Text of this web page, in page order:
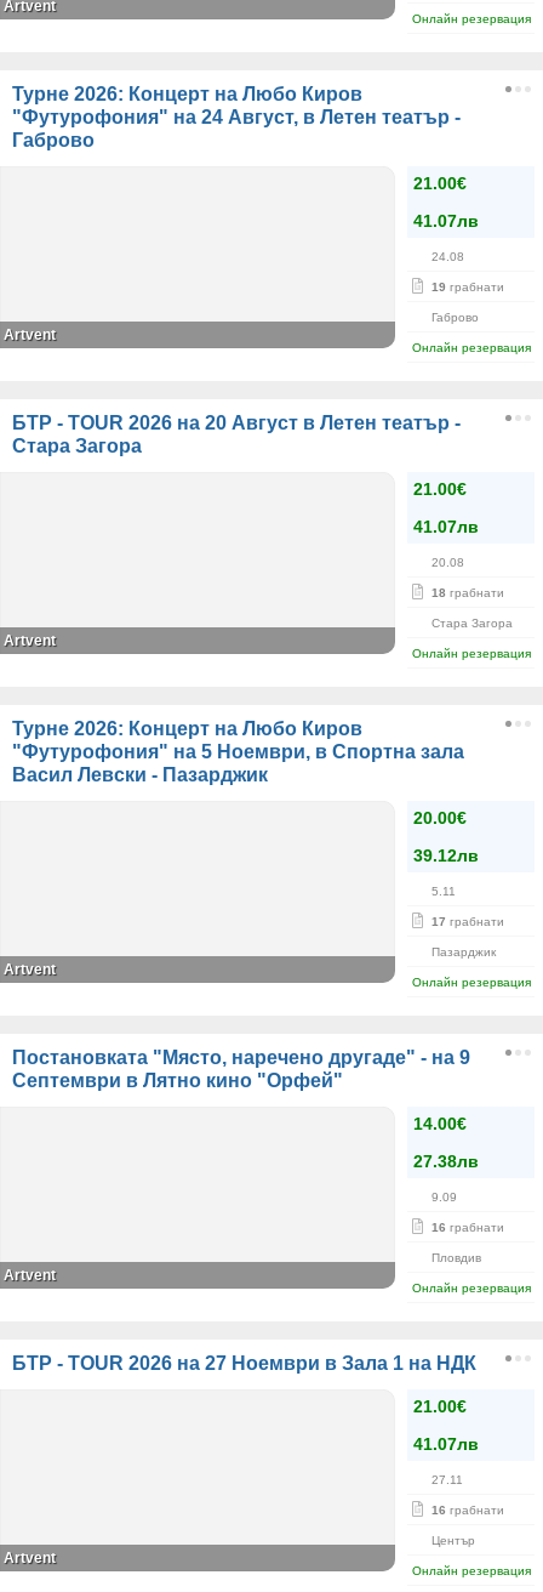
Онлайн резервация
Artvent
Турне 2026: Концерт на Любо Киров
"Футурофония" на 24 Август, в Летен театър -
Габрово
21.00€
41.07лв
24.08
19 грабнати
Габрово
Онлайн резервация
Artvent
БТР - TOUR 2026 на 20 Август в Летен театър -
Стара Загора
21.00€
41.07лв
20.08
18 грабнати
Стара Загора
Онлайн резервация
Artvent
Турне 2026: Концерт на Любо Киров
"Футурофония" на 5 Ноември, в Спортна зала
Васил Левски - Пазарджик
20.00€
39.12лв
5.11
17 грабнати
Пазарджик
Онлайн резервация
Artvent
Постановката "Място, наречено другаде" - на 9
Септември в Лятно кино "Орфей"
14.00€
27.38лв
9.09
16 грабнати
Пловдив
Онлайн резервация
Artvent
БТР - TOUR 2026 на 27 Ноември в Зала 1 на НДК
21.00€
41.07лв
27.11
16 грабнати
Център
Онлайн резервация
Artvent